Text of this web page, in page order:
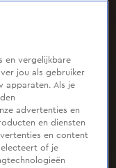
en vergelijkbare
jou als gebruiker
apparaten. Als je
advertenties en
en diensten
en content
of je